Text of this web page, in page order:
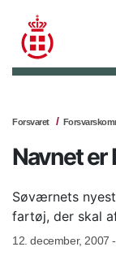
Forsvaret
Navnet er
Søværnets
fartøj, der skal
12. december, 2007